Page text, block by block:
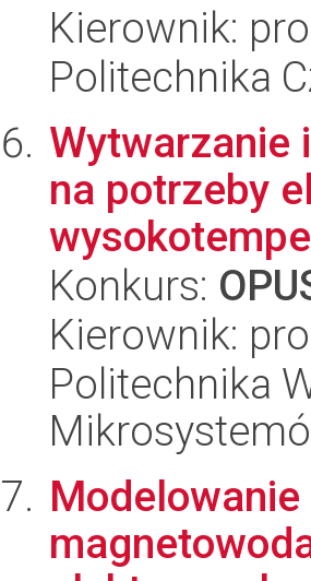
Kierownik:
Politechnika
Wytwarzanie
na potrzeby
Konkurs:
Kierownik:
Politechnika